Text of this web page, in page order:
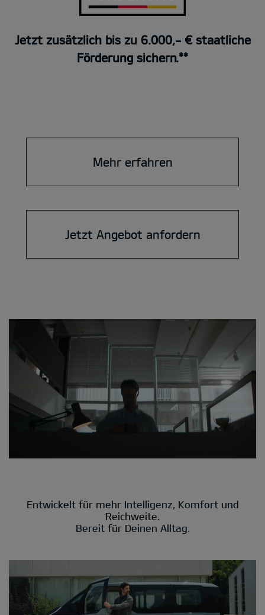
Jetzt zusätzlich bis zu 6.000,- € staatliche
Förderung sichern.**
Mehr erfahren
Jetzt Angebot anfordern
Entwickelt für mehr Intelligenz, Komfort und
Reichweite.
Bereit für Deinen Alltag.